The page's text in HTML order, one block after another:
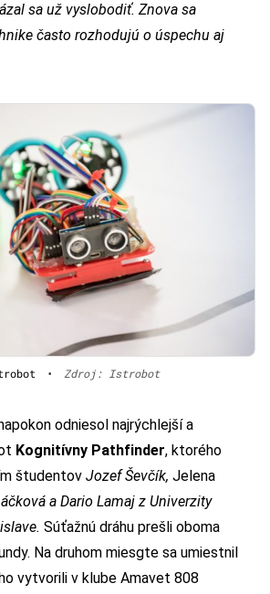
sa už vyslobodiť. Znova sa
často rozhodujú o úspechu aj
• Zdroj: Istrobot
odniesol najrýchlejší a
Kognitívny Pathfinder, ktorého
študentov Jozef Ševčík, Jelena
a Dario Lamaj z Univerzity
Súťažnú dráhu prešli oboma
Na druhom miesgte sa umiestnil
vytvorili v klube Amavet 808